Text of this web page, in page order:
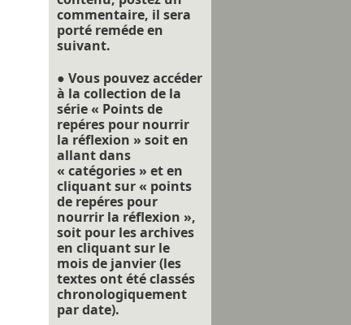
commentaire, il sera
porté reméde en
suivant.
● Vous pouvez accéder
à la collection de la
série « Points de
repéres pour nourrir
la réflexion » soit en
allant dans
« catégories » et en
cliquant sur « points
de repéres pour
nourrir la réflexion »,
soit pour les archives
en cliquant sur le
mois de janvier (les
textes ont été classés
chronologiquement
par date).